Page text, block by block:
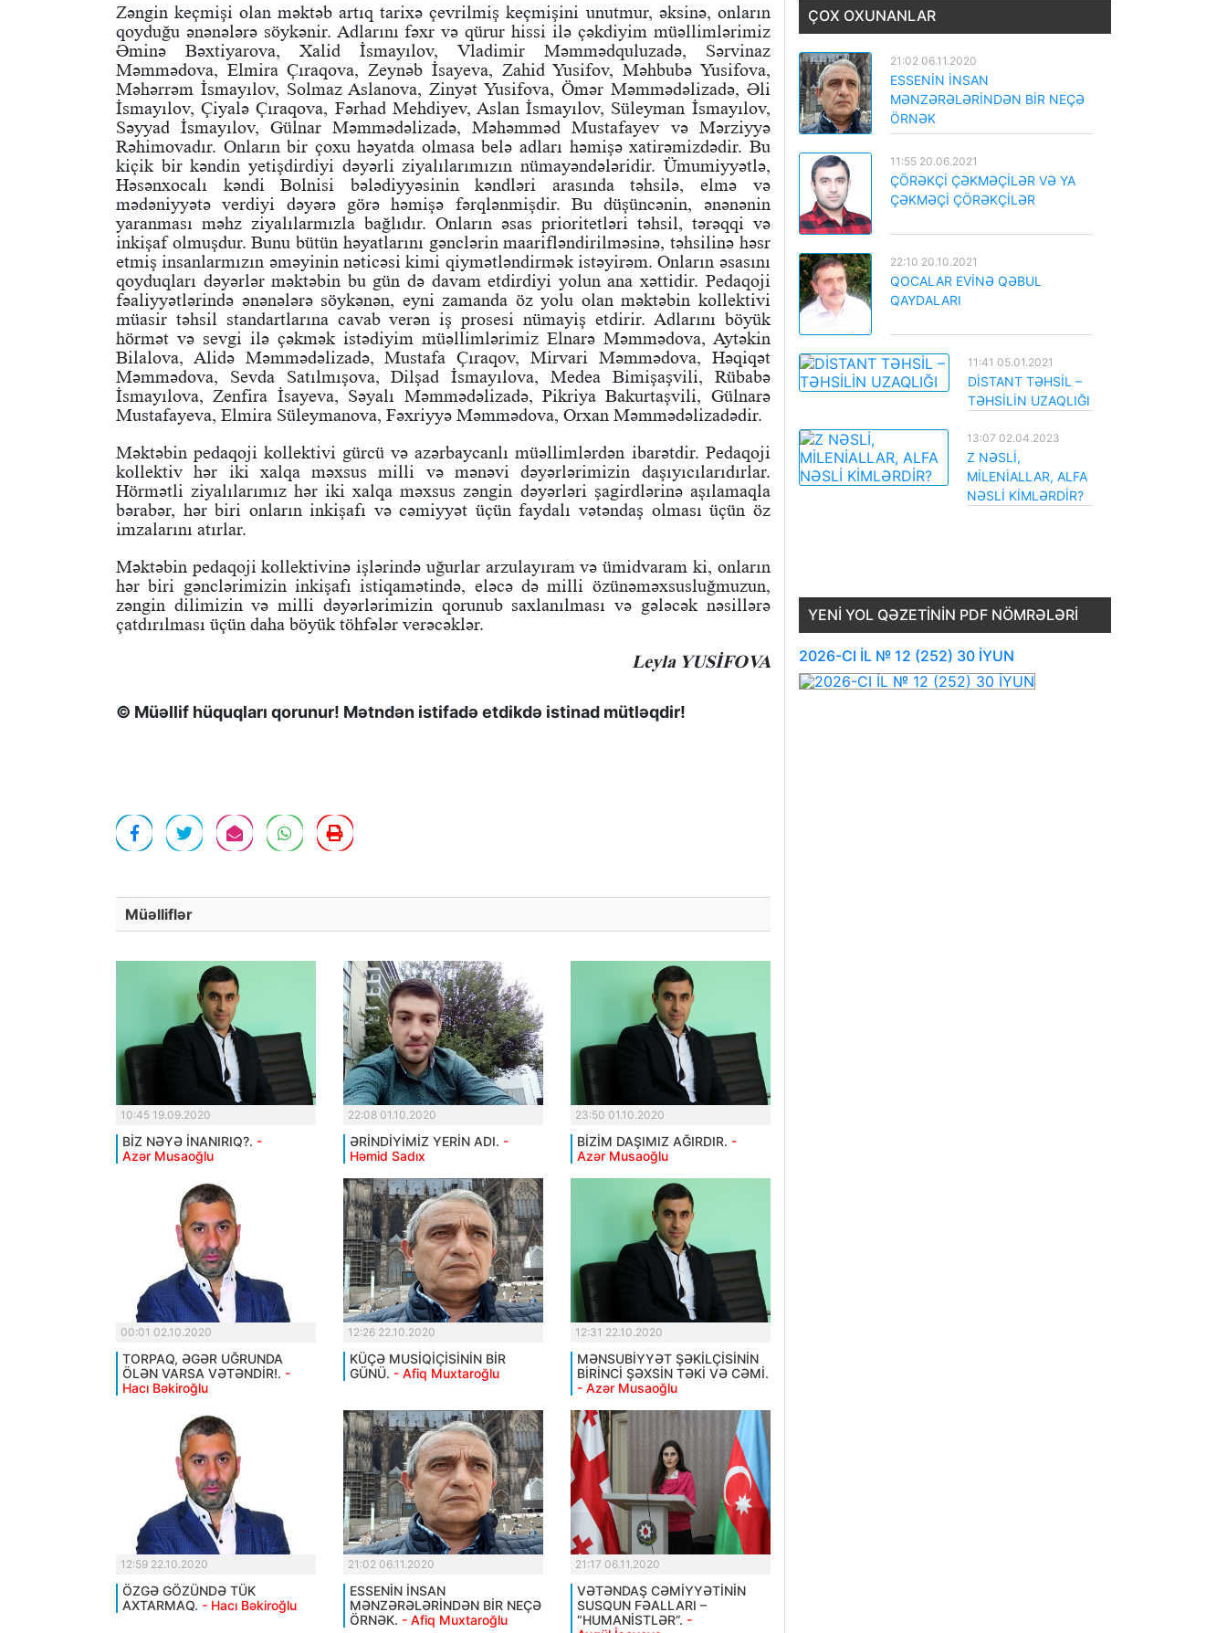
Zəngin keçmişi olan məktəb artıq tarixə çevrilmiş keçmişini unutmur, əksinə, onların
qoyduğu ənənələrə söykənir. Adlarını fəxr və qürur hissi ilə çəkdiyim müəllimlərimiz
Əminə Bəxtiyarova, Xalid İsmayılov, Vladimir Məmmədquluzadə, Sərvinaz
Məmmədova, Elmira Çıraqova, Zeynəb İsayeva, Zahid Yusifov, Məhbubə Yusifova,
Məhərrəm İsmayılov, Solmaz Aslanova, Zinyət Yusifova, Ömər Məmmədəlizadə, Əli
İsmayılov, Çiyalə Çıraqova, Fərhad Mehdiyev, Aslan İsmayılov, Süleyman İsmayılov,
Səyyad İsmayılov, Gülnar Məmmədəlizadə, Məhəmməd Mustafayev və Mərziyyə
Rəhimovadır. Onların bir çoxu həyatda olmasa belə adları həmişə xatirəmizdədir. Bu
kiçik bir kəndin yetişdirdiyi dəyərli ziyalılarımızın nümayəndələridir. Ümumiyyətlə,
Həsənxocalı kəndi Bolnisi bələdiyyəsinin kəndləri arasında təhsilə, elmə və
mədəniyyətə verdiyi dəyərə görə həmişə fərqlənmişdir. Bu düşüncənin, ənənənin
yaranması məhz ziyalılarmızla bağlıdır. Onların əsas prioritetləri təhsil, tərəqqi və
inkişaf olmuşdur. Bunu bütün həyatlarını gənclərin maarifləndirilməsinə, təhsilinə həsr
etmiş insanlarmızın əməyinin nəticəsi kimi qiymətləndirmək istəyirəm. Onların əsasını
qoyduqları dəyərlər məktəbin bu gün də davam etdirdiyi yolun ana xəttidir. Pedaqoji
fəaliyyətlərində ənənələrə söykənən, eyni zamanda öz yolu olan məktəbin kollektivi
müasir təhsil standartlarına cavab verən iş prosesi nümayiş etdirir. Adlarını böyük
hörmət və sevgi ilə çəkmək istədiyim müəllimlərimiz Elnarə Məmmədova, Aytəkin
Bilalova, Alidə Məmmədəlizadə, Mustafa Çıraqov, Mirvari Məmmədova, Həqiqət
Məmmədova, Sevda Satılmışova, Dilşad İsmayılova, Medea Bimişaşvili, Rübabə
İsmayılova, Zenfira İsayeva, Səyalı Məmmədəlizadə, Pikriya Bakurtaşvili, Gülnarə
Mustafayeva, Elmira Süleymanova, Fəxriyyə Məmmədova, Orxan Məmmədəlizadədir.
Məktəbin pedaqoji kollektivi gürcü və azərbaycanlı müəllimlərdən ibarətdir. Pedaqoji
kollektiv hər iki xalqa məxsus milli və mənəvi dəyərlərimizin daşıyıcılarıdırlar.
Hörmətli ziyalılarımız hər iki xalqa məxsus zəngin dəyərləri şagirdlərinə aşılamaqla
bərabər, hər biri onların inkişafı və cəmiyyət üçün faydalı vətəndaş olması üçün öz
imzalarını atırlar.
Məktəbin pedaqoji kollektivinə işlərində uğurlar arzulayıram və ümidvaram ki, onların
hər biri gənclərimizin inkişafı istiqamətində, eləcə də milli özünəməxsusluğmuzun,
zəngin dilimizin və milli dəyərlərimizin qorunub saxlanılması və gələcək nəsillərə
çatdırılması üçün daha böyük töhfələr verəcəklər.
Leyla YUSİFOVA
© Müəllif hüquqları qorunur! Mətndən istifadə etdikdə istinad mütləqdir!
Müəlliflər
10:45 19.09.2020
BİZ NƏYƏ İNANIRIQ?. -
Azər Musaoğlu
22:08 01.10.2020
ƏRİNDİYİMİZ YERİN ADI. -
Həmid Sadıx
23:50 01.10.2020
BİZİM DAŞIMIZ AĞIRDIR. -
Azər Musaoğlu
00:01 02.10.2020
TORPAQ, ƏGƏR UĞRUNDA
ÖLƏN VARSA VƏTƏNDİR!. -
Hacı Bəkiroğlu
12:26 22.10.2020
KÜÇƏ MUSİQİÇİSİNİN BİR
GÜNÜ. - Afiq Muxtaroğlu
12:31 22.10.2020
MƏNSUBİYYƏT ŞƏKİLÇİSİNİN
BİRİNCİ ŞƏXSİN TƏKİ VƏ CƏMİ.
- Azər Musaoğlu
12:59 22.10.2020
ÖZGƏ GÖZÜNDƏ TÜK
AXTARMAQ. - Hacı Bəkiroğlu
21:02 06.11.2020
ESSENİN İNSAN
MƏNZƏRƏLƏRİNDƏN BİR NEÇƏ
ÖRNƏK. - Afiq Muxtaroğlu
21:17 06.11.2020
VƏTƏNDAŞ CƏMİYYƏTİNİN
SUSQUN FƏALLARI –
“HUMANİSTLƏR”. -
ÇOX OXUNANLAR
21:02 06.11.2020
ESSENİN İNSAN
MƏNZƏRƏLƏRİNDƏN BİR NEÇƏ
ÖRNƏK
11:55 20.06.2021
ÇÖRƏKÇİ ÇƏKMƏÇİLƏR VƏ YA
ÇƏKMƏÇİ ÇÖRƏKÇİLƏR
22:10 20.10.2021
QOCALAR EVİNƏ QƏBUL
QAYDALARI
11:41 05.01.2021
DİSTANT TƏHSİL –
TƏHSİLİN UZAQLIĞI
13:07 02.04.2023
Z NƏSLİ,
MİLENİALLAR, ALFA
NƏSLİ KİMLƏRDİR?
YENI YOL QƏZETININ PDF NÖMRƏLƏRI
2026-CI İL № 12 (252) 30 İYUN